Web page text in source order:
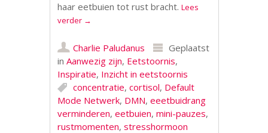
haar eetbuien tot rust bracht.Lees
verder →
Charlie Paludanus
Geplaatst
inAanwezig zijn, Eetstoornis,
Inspiratie, Inzicht in eetstoornis
concentratie,cortisol, Default
Mode Netwerk, DMN,eeetbuidrang
verminderen,eetbuien,mini-pauzes,
rustmomenten,stresshormoon